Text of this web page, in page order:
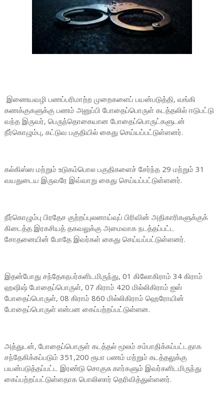
இணையவழி பணப்பரிமாற்ற முறைகளைப் பயன்படுத்தி, வங்கி
கணக்குகளுக்கு பணம் அனுப்பி போதைப்பொருள் கடத்தலில் ஈடுபட்டு
வந்த இருவர், பெருந்தொகையான போதைப்பொருட்களுடன்
நீர்கொழும்பு, கட்டுவ பகுதியில் கைது செய்யப்பட்டுள்ளனர்.
கல்கிஸ்ஸ மற்றும் உடுகம்பொல பகுதிகளைச் சேர்ந்த 29 மற்றும் 31
வயதுடைய இருவரே இவ்வாறு கைது செய்யப்பட்டுள்ளனர்.
நீர்கொழும்பு பிரதேச குற்றப்புலனாய்வுப் பிரிவின் அதிகாரிகளுக்குக்
கிடைத்த இரகசியத் தகவலுக்கு அமைவாக நடத்தப்பட்ட
சோதனையின் போதே இவர்கள் கைது செய்யப்பட்டுள்ளனர்.
இதன்போது சந்தேகநபர்களிடமிருந்து, 01 கிலோகிராம் 34 கிராம்
ஹஷிஷ் போதைப்பொருள், 07 கிராம் 420 மில்லிகிராம் ஐஸ்
போதைப்பொருள், 08 கிராம் 860 மில்லிகிராம் ஹெரோயின்
போதைப்பொருள் என்பன கைப்பற்றப்பட்டுள்ளன.
அத்துடன், போதைப்பொருள் கடத்தல் மூலம் சம்பாதிக்கப்பட்டதாக
சந்தேகிக்கப்படும் 351,200 ரூபா பணம் மற்றும் கடத்தலுக்கு
பயன்படுத்தப்பட்ட இரண்டு சொகுசு கார்களும் இவர்களிடமிருந்து
கைப்பற்றப்பட்டுள்ளதாக பொலிஸார் தெரிவித்துள்ளனர்.